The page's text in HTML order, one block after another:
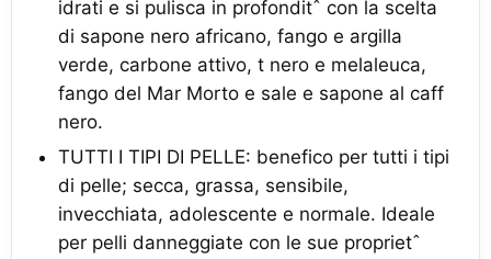
idrati e si pulisca in profonditˆ con la scelta
di sapone nero africano, fango e argilla
verde, carbone attivo, t nero e melaleuca,
fango del Mar Morto e sale e sapone al caff
nero.
TUTTI I TIPI DI PELLE: benefico per tutti i tipi
di pelle; secca, grassa, sensibile,
invecchiata, adolescente e normale. Ideale
per pelli danneggiate con le sue proprietˆ